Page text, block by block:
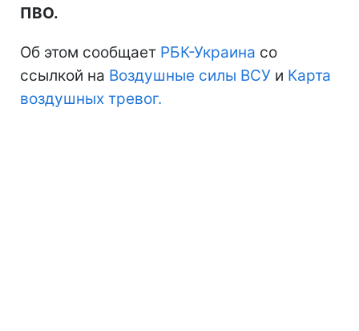
ПВО.
Об этом сообщает РБК-Украина со
ссылкой на Воздушные силы ВСУ и Карта
воздушных тревог.